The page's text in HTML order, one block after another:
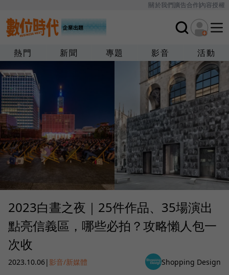
關於我們廣告合作內容授權
熱門 新聞 專題 影音 活動
2023白晝之夜｜25件作品、35場演出
點亮信義區，哪些必拍？攻略懶人包一
次收
2023.10.06| 影音/新媒體 Shopping Design